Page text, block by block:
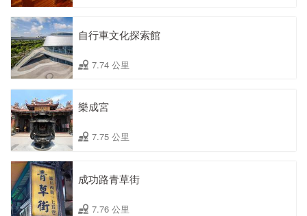
自行車文化探索館
7.74 公里
樂成宮
7.75 公里
成功路青草街
7.76 公里